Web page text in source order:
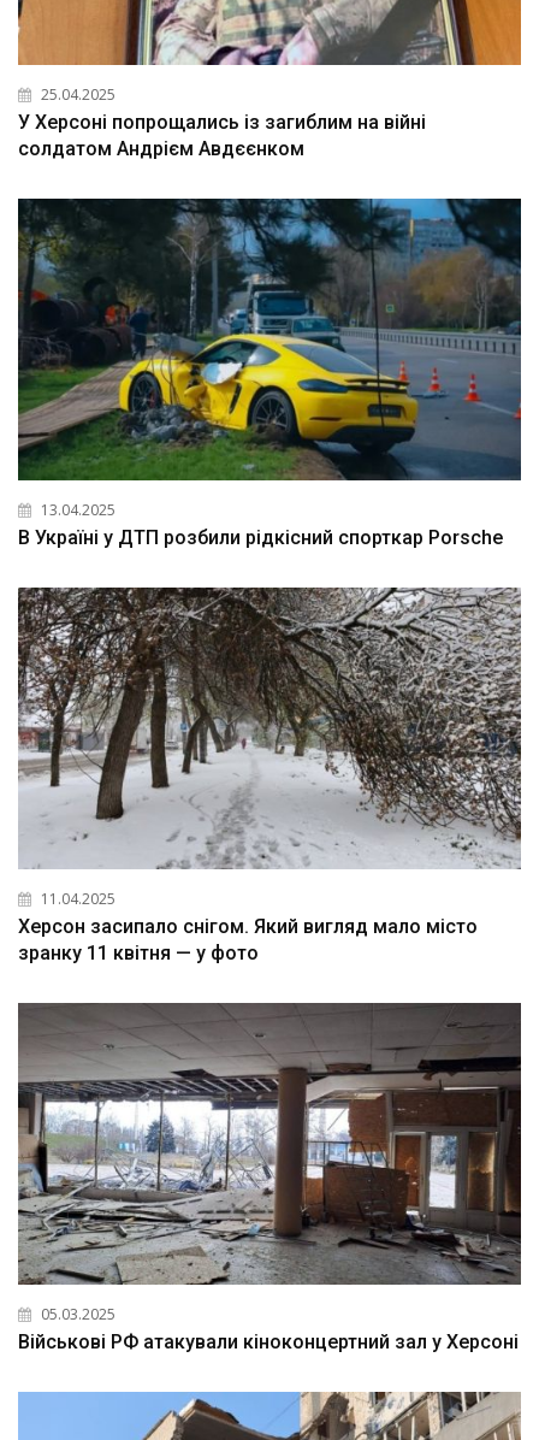
25.04.2025
У Херсоні попрощались із загиблим на війні
солдатом Андрієм Авдєєнком
13.04.2025
В Україні у ДТП розбили рідкісний спорткар Porsche
11.04.2025
Херсон засипало снігом. Який вигляд мало місто
зранку 11 квітня — у фото
05.03.2025
Військові РФ атакували кіноконцертний зал у Херсоні